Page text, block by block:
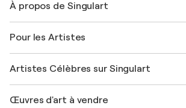
Expédition
Offrir une carte cadeau
Rejoignez notre programme commercial
Mon compte
+33 1 76 44 06 42
À propos de Singulart
FAQ
Magazine Singulart
Emplois
Découvrez une sélection d'art original
Pour les Artistes
Se connecter en tant qu'Artiste
Artistes Célèbres sur Singulart
Marc Chagall
Œuvres d'art à vendre